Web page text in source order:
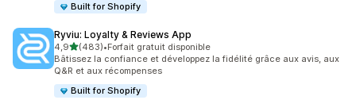
Built for Shopify
Ryviu: Loyalty & Reviews App
4,9étoile(s) sur 5
(483)
483 avis au total
•Forfait gratuit disponible
Bâtissez la confiance et développez la fidélité grâce aux avis, aux
Q&R et aux récompenses
Built for Shopify